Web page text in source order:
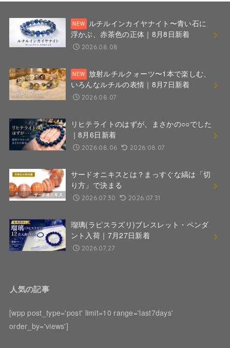
ルチルインカイヤナイト〜青い石に
浮かぶ、赤茶色の正体｜8月8日新着
2026.08.08
放射ルチルクォーツ〜1本で楽しむ、
いろんなルチルの表情｜8月7日新着
2026.08.07
リヒテライトのはずが、まさかの○○でした
｜8月6日新着
2026.08.06 2026.08.07
サードオニキスとは？まっすぐな縞は「切
り方」で決まる
2026.07.30 2026.07.31
瑠璃(ラピスラズリ)ブレスレット・ペンダ
ント入荷｜7月27日新着
2026.07.27
人気の記事
[wpp post_type='post' limit=10 range='last7days'
order_by='views']